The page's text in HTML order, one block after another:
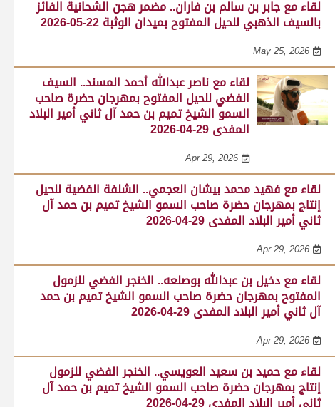
لقاء مع جابر بن سالم بن فاران.. مضمر هجن الشحانية الفائز
بالسيف الذهبي للحيل المفتوح بميدان الوثبة 22-05-2026
May 25, 2026
لقاء مع ناصر عبدالله أحمد المسند.. السيف
الفضي للحيل المفتوح بمهرجان حضرة صاحب
السمو الشيخ تميم بن حمد آل ثاني أمير البلاد
المفدى 29-04-2026
Apr 29, 2026
لقاء مع فهيد محمد بيشان العجمي.. الشلفة الفضية للحيل
إنتاج بمهرجان حضرة صاحب السمو الشيخ تميم بن حمد آل
ثاني أمير البلاد المفدى 29-04-2026
Apr 29, 2026
لقاء مع دخيل بن عبدالله بوصلعه.. الخنجر الفضي للزمول
المفتوح بمهرجان حضرة صاحب السمو الشيخ تميم بن حمد
آل ثاني أمير البلاد المفدى 29-04-2026
Apr 29, 2026
لقاء مع حميد بن سعيد العويسي.. الخنجر الفضي للزمول
إنتاج بمهرجان حضرة صاحب السمو الشيخ تميم بن حمد آل